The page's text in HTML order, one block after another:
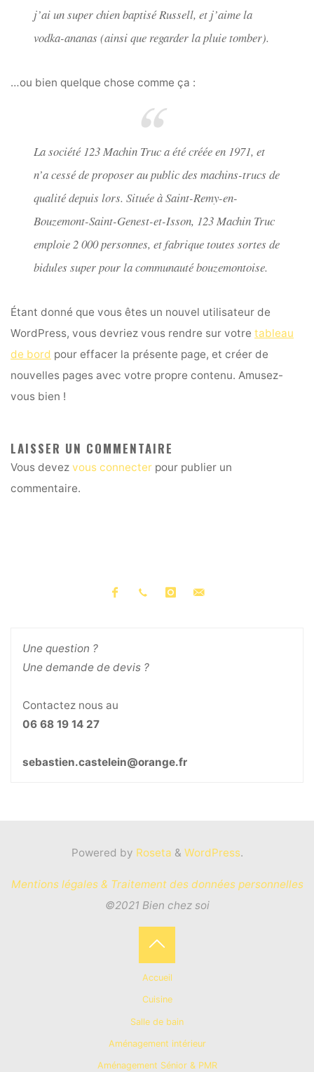
j’ai un super chien baptisé Russell, et j’aime la
vodka-ananas (ainsi que regarder la pluie tomber).
…ou bien quelque chose comme ça :
La société 123 Machin Truc a été créée en 1971, et
n’a cessé de proposer au public des machins-trucs de
qualité depuis lors. Située à Saint-Remy-en-
Bouzemont-Saint-Genest-et-Isson, 123 Machin Truc
emploie 2 000 personnes, et fabrique toutes sortes de
bidules super pour la communauté bouzemontoise.
Étant donné que vous êtes un nouvel utilisateur de
WordPress, vous devriez vous rendre sur votretableau
de bord pour effacer la présente page, et créer de
nouvelles pages avec votre propre contenu. Amusez-
vous bien !
LAISSER UN COMMENTAIRE
Vous devezvous connecter pour publier un
commentaire.
Une question ?
Une demande de devis ?
Contactez nous au
06 68 19 14 27
sebastien.castelein@orange.fr
Powered by Roseta & WordPress.
Mentions légales & Traitement des données personnelles
©2021 Bien chez soi
Accueil
Cuisine
Salle de bain
Aménagement intérieur
Aménagement Sénior & PMR
Back
to
Top